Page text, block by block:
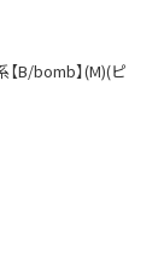
【B/bomb】(M)(ピ